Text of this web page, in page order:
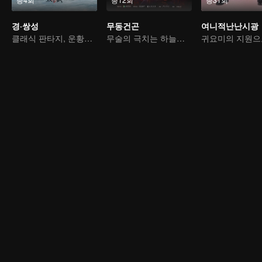
경·쌍성
클래식 판타지, 운황에서의 격정 스토리
무동건곤
무술의 극치는 하늘을 부수고 건곤을 움직이는 것
여니적난난시광